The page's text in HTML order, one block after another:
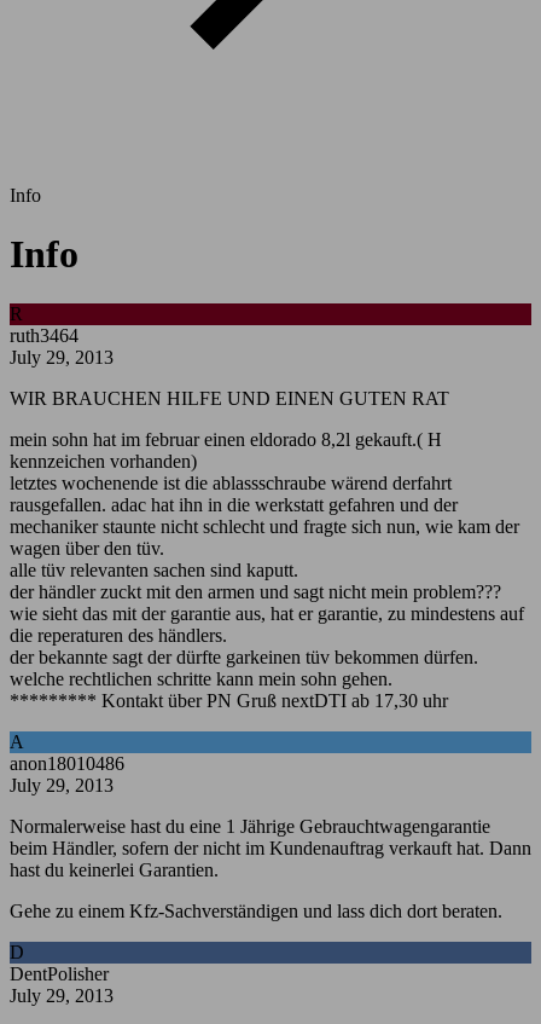
Info
Info
R
ruth3464
July 29, 2013
WIR BRAUCHEN HILFE UND EINEN GUTEN RAT
mein sohn hat im februar einen eldorado 8,2l gekauft.( H
kennzeichen vorhanden)
letztes wochenende ist die ablassschraube wärend derfahrt
rausgefallen. adac hat ihn in die werkstatt gefahren und der
mechaniker staunte nicht schlecht und fragte sich nun, wie kam der
wagen über den tüv.
alle tüv relevanten sachen sind kaputt.
der händler zuckt mit den armen und sagt nicht mein problem???
wie sieht das mit der garantie aus, hat er garantie, zu mindestens auf
die reperaturen des händlers.
der bekannte sagt der dürfte garkeinen tüv bekommen dürfen.
welche rechtlichen schritte kann mein sohn gehen.
********* Kontakt über PN Gruß nextDTI ab 17,30 uhr
A
anon18010486
July 29, 2013
Normalerweise hast du eine 1 Jährige Gebrauchtwagengarantie
beim Händler, sofern der nicht im Kundenauftrag verkauft hat. Dann
hast du keinerlei Garantien.
Gehe zu einem Kfz-Sachverständigen und lass dich dort beraten.
D
DentPolisher
July 29, 2013